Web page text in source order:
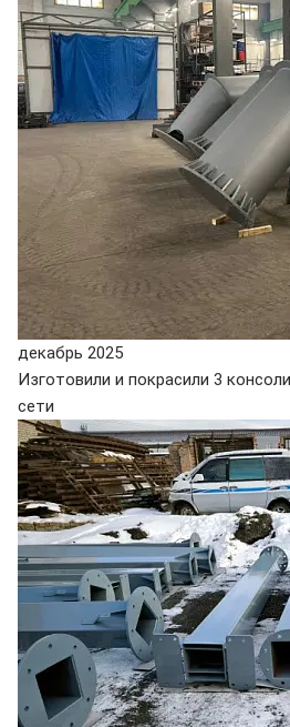
декабрь 2025
Изготовили и покрасили 3
сети